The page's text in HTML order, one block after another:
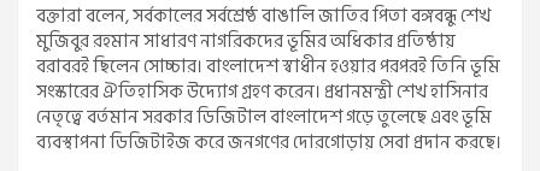
বক্তারা বলেন, সর্বকালের সর্বশ্রেষ্ঠ বাঙালি জাতির পিতা বঙ্গবন্ধু শেখ
মুজিবুর রহমান সাধারণ নাগরিকদের ভূমির অধিকার প্রতিষ্ঠায়
বরাবরই ছিলেন সোচ্চার। বাংলাদেশ স্বাধীন হওয়ার পরপরই তিনি ভূমি
সংস্কারের ঐতিহাসিক উদ্যোগ গ্রহণ করেন। প্রধানমন্ত্রী শেখ হাসিনার
নেতৃত্বে বর্তমান সরকার ডিজিটাল বাংলাদেশ গড়ে তুলেছে এবং ভূমি
ব্যবস্থাপনা ডিজিটাইজ করে জনগণের দোরগোড়ায় সেবা প্রদান করছে।